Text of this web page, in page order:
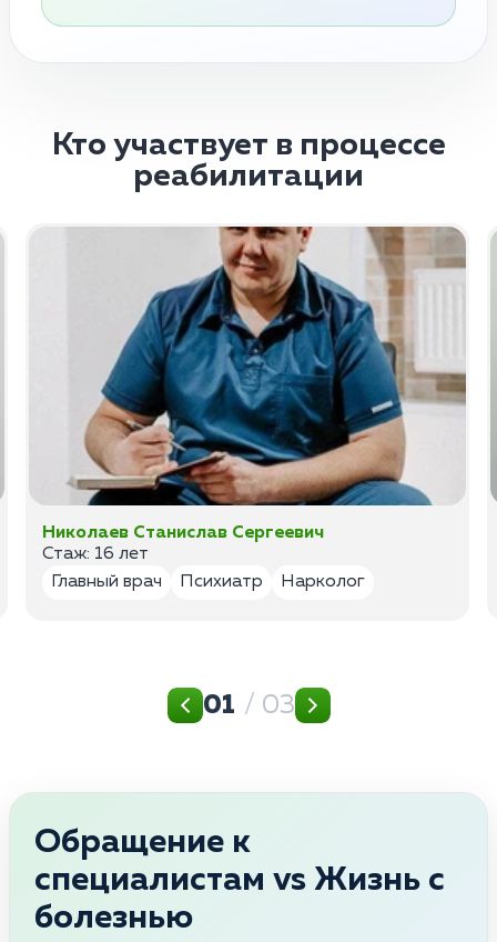
Кто участвует в процессе
реабилитации
Николаев Станислав Сергеевич
Стаж: 16 лет
Главный врач
Психиатр Нарколог
01 / 03
Обращение к
специалистам vs Жизнь с
болезнью